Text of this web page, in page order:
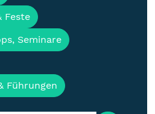
Feste
Seminare
Führungen